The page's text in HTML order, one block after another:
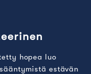
hopea luo
estävän